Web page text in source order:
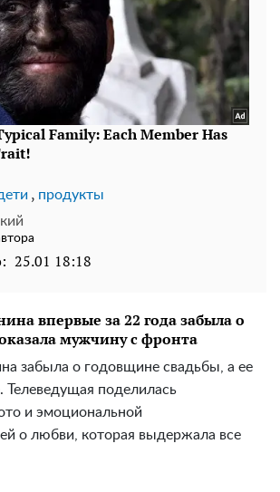
, продукты
25.01 18:18
впервые за 22 года забыла о
мужчину с фронта
забыла о годовщине свадьбы, а ее
поделилась
и эмоциональной
о любви, которая выдержала все